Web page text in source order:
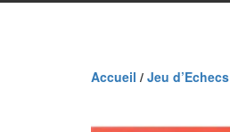
Accueil / Jeu d’Echecs